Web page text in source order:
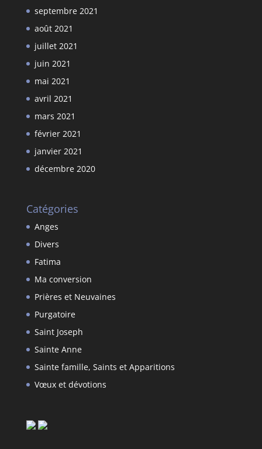
septembre 2021
août 2021
juillet 2021
juin 2021
mai 2021
avril 2021
mars 2021
février 2021
janvier 2021
décembre 2020
Catégories
Anges
Divers
Fatima
Ma conversion
Prières et Neuvaines
Purgatoire
Saint Joseph
Sainte Anne
Sainte famille, Saints et Apparitions
Vœux et dévotions